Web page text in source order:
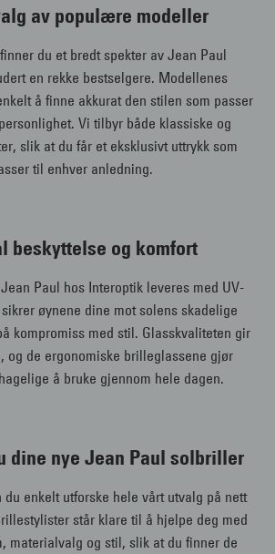
av populære modeller
du et bredt spekter av Jean Paul
en rekke bestselgere. Modellenes
å finne akkurat den stilen som passer
Vi tilbyr både klassiske og
slik at du får et eksklusivt uttrykk som
til enhver anledning.
beskyttelse og komfort
Paul hos Interoptik leveres med UV-
øynene dine mot solens skadelige
kompromiss med stil. Glasskvaliteten gir
og de ergonomiske brilleglassene gjør
å bruke gjennom hele dagen.
dine nye Jean Paul solbriller
du enkelt utforske hele vårt utvalg på nett
står klare til å hjelpe deg med
materialvalg og stil, slik at du finner de